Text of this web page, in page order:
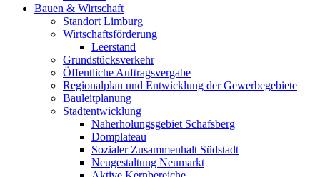
Bauen & Wirtschaft
Standort Limburg
Wirtschaftsförderung
Leerstand
Grundstücksverkehr
Öffentliche Auftragsvergabe
Regionalplan und Entwicklung der Gewerbegebiete
Bauleitplanung
Stadtentwicklung
Naherholungsgebiet Schafsberg
Domplateau
Sozialer Zusammenhalt Südstadt
Neugestaltung Neumarkt